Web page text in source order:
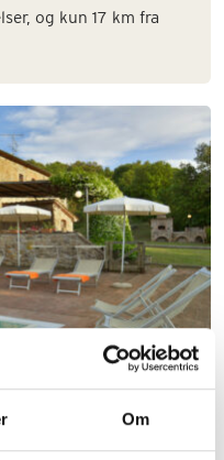
Om
og kun 17 km fra
åsside i Toscana for 10